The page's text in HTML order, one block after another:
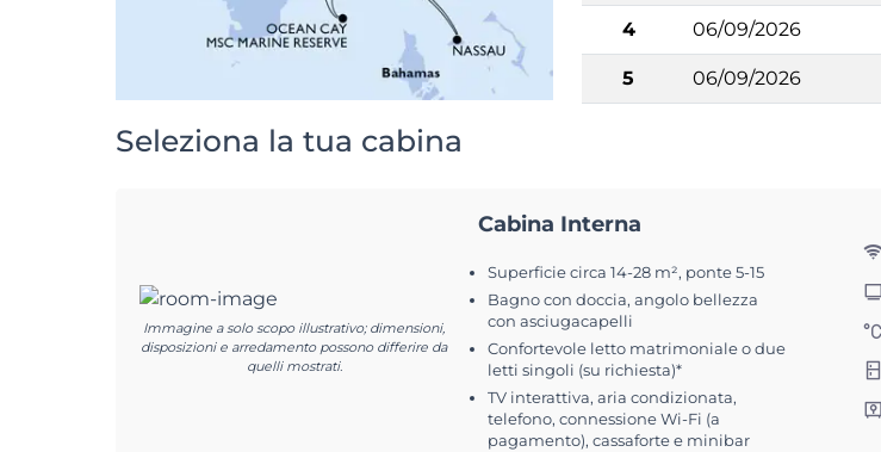
4 06/09/2026
5 06/09/2026
Seleziona la tua cabina
Immagine a solo scopo illustrativo; dimensioni,
disposizioni e arredamento possono differire da
quelli mostrati.
Cabina Interna
Superficie circa 14-28 m², ponte 5-15
Bagno con doccia, angolo bellezza
con asciugacapelli
Confortevole letto matrimoniale o due
letti singoli (su richiesta)*
TV interattiva, aria condizionata,
telefono, connessione Wi-Fi (a
pagamento), cassaforte e minibar